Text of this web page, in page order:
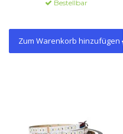
Bestellbar
Zum Warenkorb hinzufügen